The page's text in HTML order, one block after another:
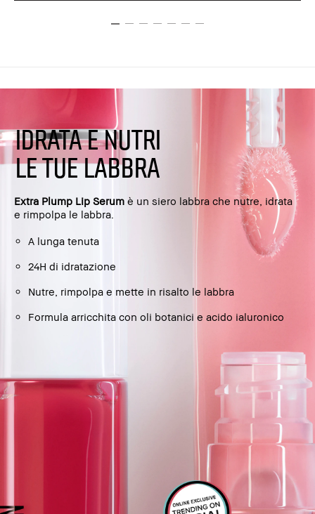
IDRATA E NUTRI
LE TUE LABBRA
Extra Plump Lip Serum è un siero labbra che nutre, idrata
e rimpolpa le labbra.
A lunga tenuta
24H di idratazione
Nutre, rimpolpa e mette in risalto le labbra
Formula arricchita con oli botanici e acido ialuronico